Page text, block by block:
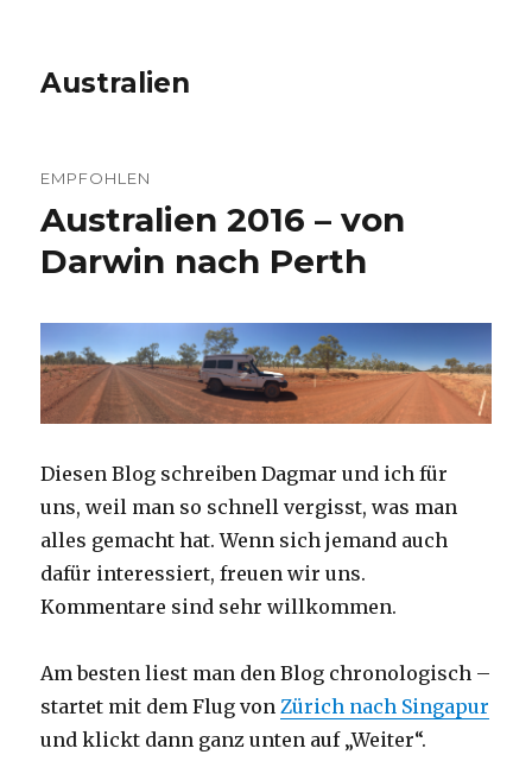
Australien
EMPFOHLEN
Australien 2016 – von
Darwin nach Perth
Diesen Blog schreiben Dagmar und ich für
uns, weil man so schnell vergisst, was man
alles gemacht hat. Wenn sich jemand auch
dafür interessiert, freuen wir uns.
Kommentare sind sehr willkommen.
Am besten liest man den Blog chronologisch –
startet mit dem Flug vonZürich nach Singapur
und klickt dann ganz unten auf „Weiter“.